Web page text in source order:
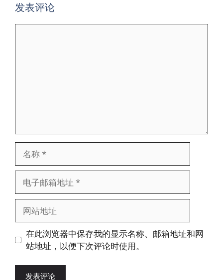
发表评论
邮
地
址
址
在此浏览器中保存我的显示名称、邮箱地址和网
站地址，以便下次评论时使用。